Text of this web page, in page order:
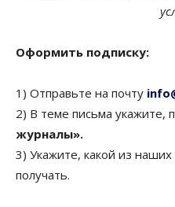
Оформить подписку:
1) Отправьте на почту
2) В теме письма укажите,
журналы».
3) Укажите, какой из
получать.